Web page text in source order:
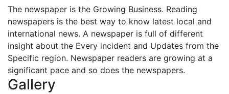
The newspaper is the Growing Business. Reading
newspapers is the best way to know latest local and
international news. A newspaper is full of different
insight about the Every incident and Updates from the
Specific region. Newspaper readers are growing at a
significant pace and so does the newspapers.
Gallery